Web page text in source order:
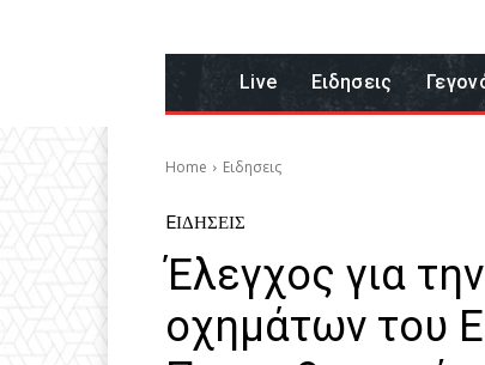
Live Eιδησεις
Home Eιδησεις
EΙΔΗΣΕΙΣ
Έλεγχος για
οχημάτων του